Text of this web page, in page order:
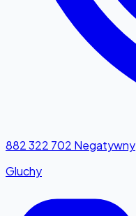
882 322 702 Negatywny
Gluchy